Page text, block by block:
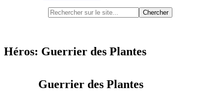
Héros: Guerrier des Plantes
Guerrier des Plantes